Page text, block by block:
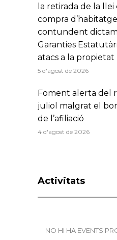
la retirada de la
compra
contundent
Garanties
atacs a la propietat
5 d'agost de 2026
Foment alerta del
juliol malgrat el
de l’afiliació
4 d'agost de 2026
Activitats
NO HI HA EVENTS